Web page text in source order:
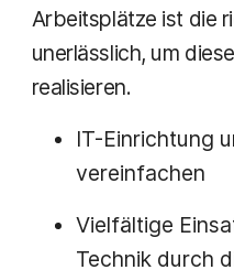
Arbeitsplätze ist die
unerlässlich, um
realisieren.
IT-Einrichtung
vereinfachen
Vielfältige
Technik durch